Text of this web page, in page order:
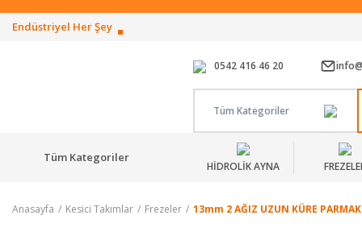
Endüstriyel Her Şey
0542 416 46 20
Tüm Kategoriler
Tüm Kategoriler
HİDROLİK AYNA
Anasayfa Kesici Takımlar Frezeler 13mm 2 AĞIZ UZUN KÜRE PARMAK